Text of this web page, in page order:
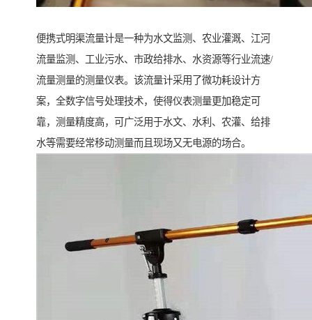
便携式明渠流量计是一种为水文监测、农业灌溉、江河
流量监测、工业污水、市政给排水、水资源等行业流速/
流量测量的测量仪表。该流量计采用了微功耗设计方
案，全数字信号处理技术，使得仪表测量更加稳定可
靠，测量精度高，可广泛用于水文、水利、农灌、给排
水等需要经常移动测量而且现场又无电源的场合。